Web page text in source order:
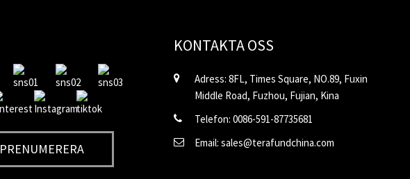
PRENUMERERA
KONTAKTA OSS
Adress: 8FL, Times Square, NO.89, Fuxin
Middle Road, Fuzhou, Fujian, Kina
Telefon: 0086-591-87735681
Email: sales@terafundchina.com